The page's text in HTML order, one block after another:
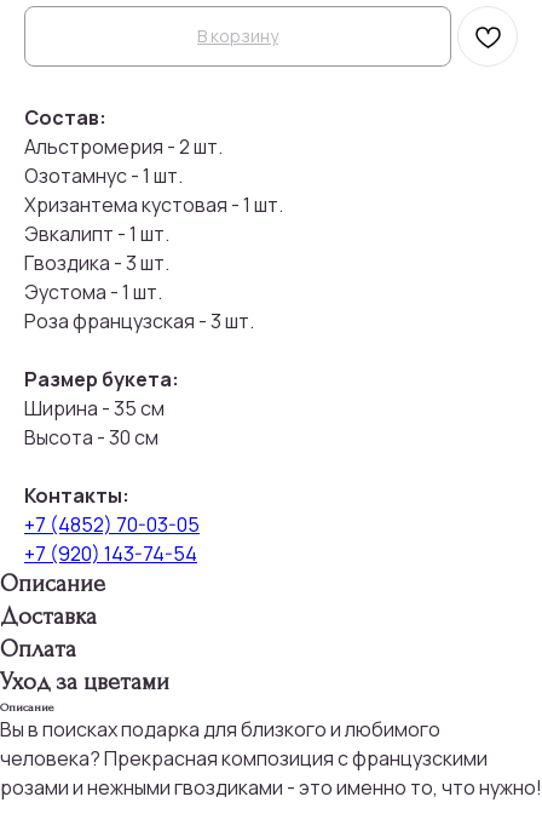
В корзину
Состав:
Альстромерия - 2 шт.
Озотамнус - 1 шт.
Хризантема кустовая - 1 шт.
Эвкалипт - 1 шт.
Гвоздика - 3 шт.
Эустома - 1 шт.
Роза французская - 3 шт.
Размер букета:
Ширина - 35 см
Высота - 30 см
Контакты:
+7 (4852) 70-03-05
+7 (920) 143-74-54
Описание
Доставка
Оплата
Уход за цветами
Описание
Вы в поисках подарка для близкого и любимого
человека? Прекрасная композиция с французскими
розами и нежными гвоздиками - это именно то, что нужно!